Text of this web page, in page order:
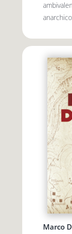
Marco